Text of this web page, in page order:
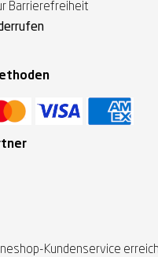
Barrierefreiheit
Kundenservice